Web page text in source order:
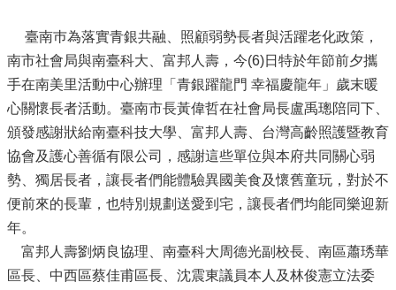
臺南巿為落實青銀共融、照顧弱勢長者與活躍老化政策，
南市社會局與南臺科大、富邦人壽，今(6)日特於年節前夕攜
手在南美里活動中心辦理「青銀躍龍門 幸福慶龍年」歲末暖
心關懷長者活動。臺南市長黃偉哲在社會局長盧禹璁陪同下、
頒發感謝狀給南臺科技大學、富邦人壽、台灣高齡照護暨教育
協會及護心善循有限公司，感謝這些單位與本府共同關心弱
勢、獨居長者，讓長者們能體驗異國美食及懷舊童玩，對於不
便前來的長輩，也特別規劃送愛到宅，讓長者們均能同樂迎新
年。
富邦人壽劉炳良協理、南臺科大周德光副校長、南區蕭琇華
區長、中西區蔡佳甫區長、沈震東議員本人及林俊憲立法委